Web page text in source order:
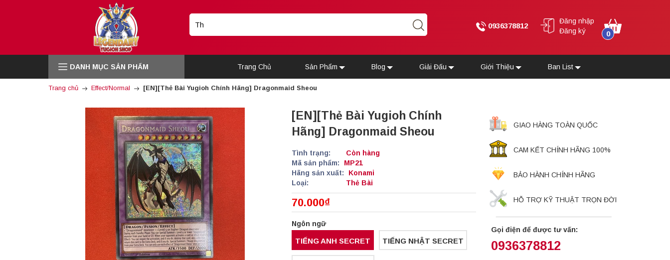
0936378812
Đăng nhập
Đăng ký
0
DANH MỤC SẢN PHẨM Trang Chủ Sản Phẩm Blog Giải Đấu Giới Thiệu Ban List
Trang chủ Effect/Normal [EN][Thẻ Bài Yugioh Chính Hãng] Dragonmaid Sheou
[EN][Thẻ Bài Yugioh Chính
Hãng] Dragonmaid Sheou
Tình trạng:
Còn hàng
Mã sản phẩm:
MP21
Hãng sản xuất:
Konami
Loại:
Thẻ Bài
70.000₫
Ngôn ngữ
TIẾNG ANH SECRET TIẾNG NHẬT SECRET
GIAO HÀNG TOÀN QUỐC
CAM KẾT CHÍNH HÃNG 100%
BẢO HÀNH CHÍNH HÃNG
HỖ TRỢ KỸ THUẬT TRỌN ĐỜI
Gọi điện để được tư vấn:
0936378812